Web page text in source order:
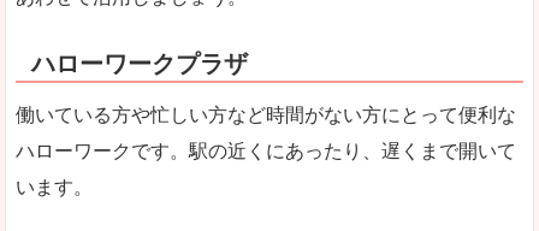
ハローワークプラザ
働いている方や忙しい方など時間がない方にとって便利な
ハローワークです。駅の近くにあったり、遅くまで開いて
います。